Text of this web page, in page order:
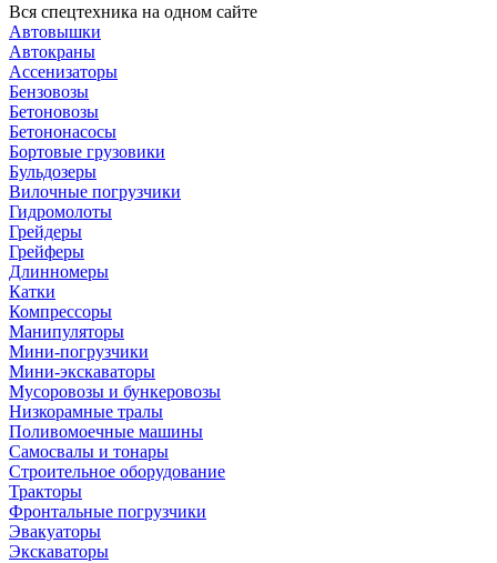
Вся спецтехника на одном сайте
Автовышки
Автокраны
Ассенизаторы
Бензовозы
Бетоновозы
Бетононасосы
Бортовые грузовики
Бульдозеры
Вилочные погрузчики
Гидромолоты
Грейдеры
Грейферы
Длинномеры
Катки
Компрессоры
Манипуляторы
Мини-погрузчики
Мини-экскаваторы
Мусоровозы и бункеровозы
Низкорамные тралы
Поливомоечные машины
Самосвалы и тонары
Строительное оборудование
Тракторы
Фронтальные погрузчики
Эвакуаторы
Экскаваторы